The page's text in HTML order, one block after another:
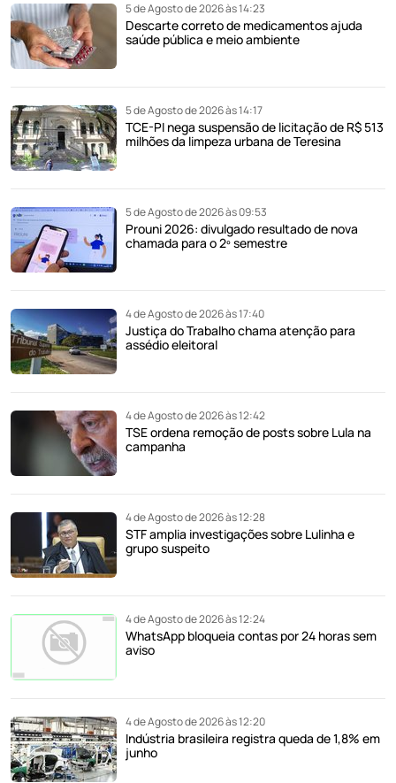
5 de Agosto de 2026 às 14:23
Descarte correto de medicamentos ajuda
saúde pública e meio ambiente
5 de Agosto de 2026 às 14:17
TCE-PI nega suspensão de licitação de R$ 513
milhões da limpeza urbana de Teresina
5 de Agosto de 2026 às 09:53
Prouni 2026: divulgado resultado de nova
chamada para o 2º semestre
4 de Agosto de 2026 às 17:40
Justiça do Trabalho chama atenção para
assédio eleitoral
4 de Agosto de 2026 às 12:42
TSE ordena remoção de posts sobre Lula na
campanha
4 de Agosto de 2026 às 12:28
STF amplia investigações sobre Lulinha e
grupo suspeito
4 de Agosto de 2026 às 12:24
WhatsApp bloqueia contas por 24 horas sem
aviso
4 de Agosto de 2026 às 12:20
Indústria brasileira registra queda de 1,8% em
junho